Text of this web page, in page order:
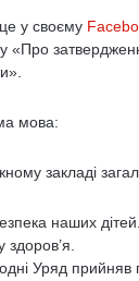
у своєму
«Про
мова:
закладі
наших
здоров’я.
Уряд прийняв